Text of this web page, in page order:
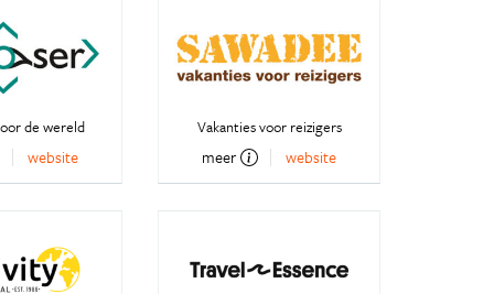
de wereld
website
Vakanties voor reizigers
meer website